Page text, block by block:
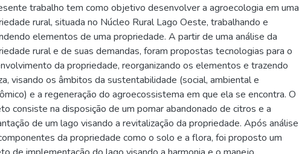
trabalho tem como objetivo desenvolver a agroecologia em uma
rural, situada no Núcleo Rural Lago Oeste, trabalhando e
elementos de uma propriedade. A partir de uma análise da
rural e de suas demandas, foram propostas tecnologias para o
da propriedade, reorganizando os elementos e trazendo
visando os âmbitos da sustentabilidade (social, ambiental e
e a regeneração do agroecossistema em que ela se encontra. O
consiste na disposição de um pomar abandonado de citros e a
de um lago visando a revitalização da propriedade. Após análise
da propriedade como o solo e a flora, foi proposto um